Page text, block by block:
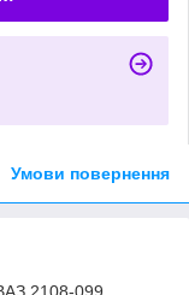
Умови повернення
2108-099